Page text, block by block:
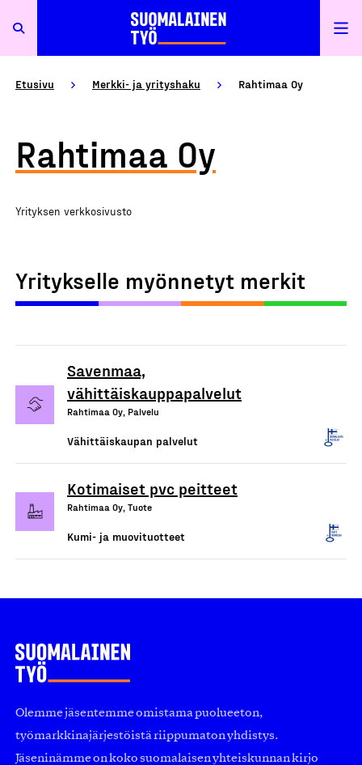
Etusivu Merkki- ja yrityshaku Rahtimaa Oy
Rahtimaa Oy
Yrityksen verkkosivusto
Yritykselle myönnetyt merkit
Savenmaa,
vähittäiskauppapalvelut
Rahtimaa Oy, Palvelu
Vähittäiskaupan palvelut
Kotimaiset pvc peitteet
Rahtimaa Oy, Tuote
Kumi- ja muovituotteet
Olemme jäsentemme omistama puolueeton,
työmarkkinajärjestöistä riippumaton yhdistys.
Jäseninämme on koko suomalaisen yhteiskunnan kirjo